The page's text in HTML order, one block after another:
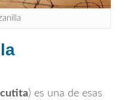
) es una de esas